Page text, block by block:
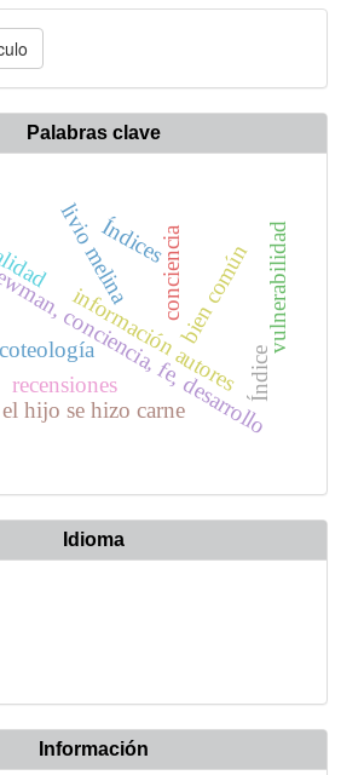
Palabras clave
recensionesinformación autores
conciencia, fe, desarrollo
livio melina concienciabien común
el hijo se hizo carne
Índice
vulnerabilidad
Índices
Idioma
Información